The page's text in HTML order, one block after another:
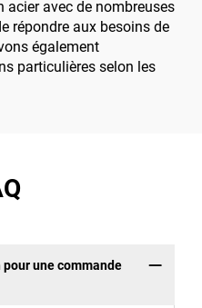
acier avec de nombreuses
répondre aux besoins de
également
particulières selon les
une commande